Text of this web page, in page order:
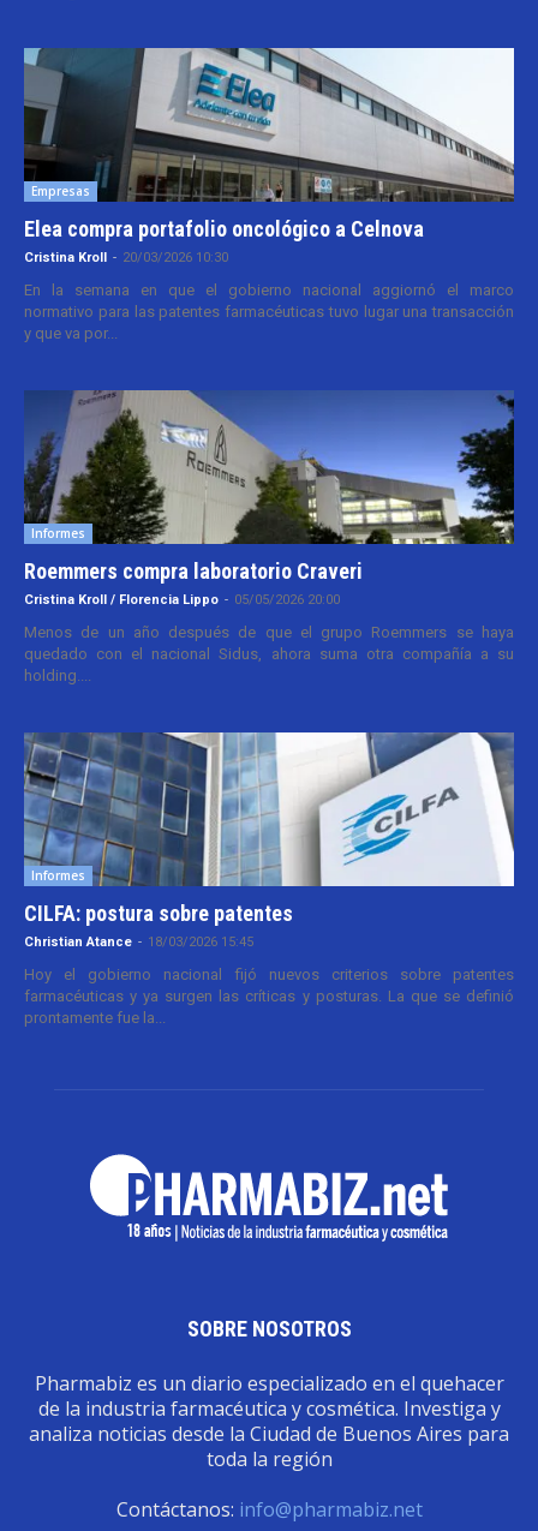
Empresas
Elea compra portafolio oncológico a Celnova
Cristina Kroll - 20/03/2026 10:30
En la semana en que el gobierno nacional aggiornó el marco
normativo para las patentes farmacéuticas tuvo lugar una transacción
y que va por...
Informes
Roemmers compra laboratorio Craveri
Cristina Kroll / Florencia Lippo - 05/05/2026 20:00
Menos de un año después de que el grupo Roemmers se haya
quedado con el nacional Sidus, ahora suma otra compañía a su
holding....
Informes
CILFA: postura sobre patentes
Christian Atance - 18/03/2026 15:45
Hoy el gobierno nacional fijó nuevos criterios sobre patentes
farmacéuticas y ya surgen las críticas y posturas. La que se definió
prontamente fue la...
SOBRE NOSOTROS
Pharmabiz es un diario especializado en el quehacer
de la industria farmacéutica y cosmética. Investiga y
analiza noticias desde la Ciudad de Buenos Aires para
toda la región
Contáctanos: info@pharmabiz.net